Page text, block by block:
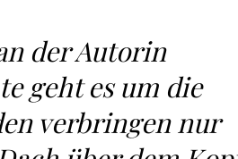
der Autorin
geht es um die
verbringen nur